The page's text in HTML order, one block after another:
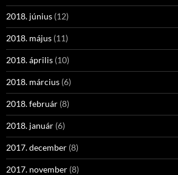
2018. június (12)
2018. május (11)
2018. április (10)
2018. március (6)
2018. február (8)
2018. január (6)
2017. december (8)
2017. november (8)